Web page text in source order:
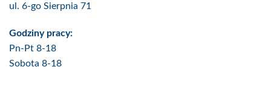
ul. 6-go Sierpnia 71
Godziny pracy:
Pn-Pt 8-18
Sobota 8-18